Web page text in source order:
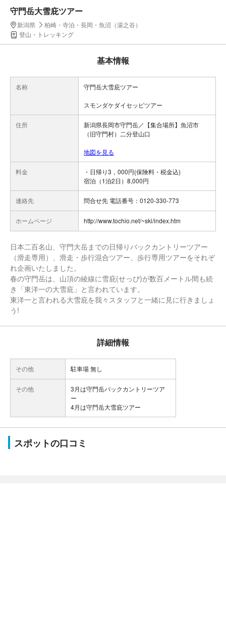
守門岳大雪庇ツアー
新潟県
柏崎・寺泊・長岡・魚沼（湯之谷）
登山・トレッキング
基本情報
名称 守門岳大雪庇ツアー
スモンダケダイセッピツアー
住所
新潟県長岡市守門岳／【集合場所】魚沼市
（旧守門村）二分登山口
地図を見る
料金
・日帰り3，000円(保険料・税金込)
宿泊（1泊2日）8,000円
連絡先 問合せ先 電話番号：0120-330-773
ホームページ http://www.tochio.net/~ski/index.htm
日本二百名山、守門大岳までの日帰りバックカントリーツアー
（滑走専用）、滑走・歩行混合ツアー、歩行専用ツアーをそれぞ
れ企画いたしました。
春の守門岳は、山頂の綾線に雪庇(せっぴ)が数百メートル間も続
き「東洋一の大雪庇」と言われています。
東洋一と言われる大雪庇を我々スタッフと一緒に見に行きましょ
う!
詳細情報
その他 駐車場 無し
その他
3月は守門岳パックカントリーツア
ー
4月は守門岳大雪庇ツアー
スポットの口コミ